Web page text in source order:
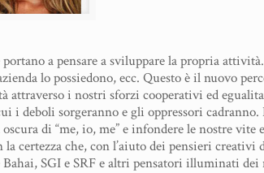
a pensare a sviluppare la propria
lo possiedono, ecc. Questo è il nuovo
attraverso i nostri sforzi cooperativi ed
deboli sorgeranno e gli oppressori cadranno.
di “me, io, me” e infondere le nostre
certezza che, con l’aiuto dei pensieri creativi
SGI e SRF e altri pensatori illuminati